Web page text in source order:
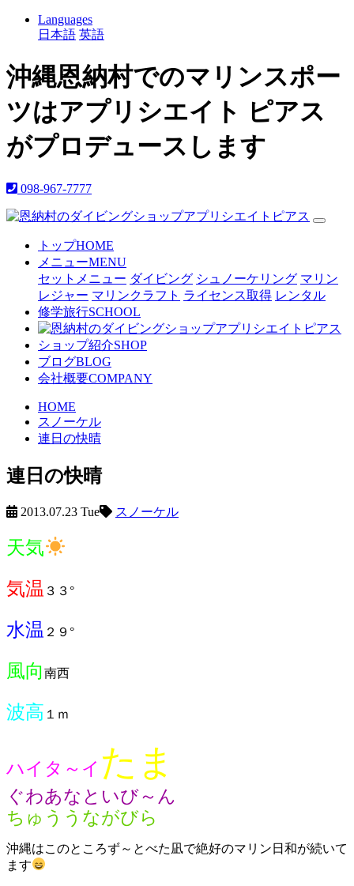
Languages
日本語 英語
沖縄恩納村でのマリンスポー
ツはアプリシエイト ピアス
がプロデュースします
098-967-7777
トップHOME
メニューMENU
セットメニュー ダイビング シュノーケリング マリン
レジャー マリンクラフト ライセンス取得 レンタル
修学旅行SCHOOL
ショップ紹介SHOP
ブログBLOG
会社概要COMPANY
HOME
スノーケル
連日の快晴
連日の快晴
2013.07.23 Tue スノーケル
天気
気温 ３３°
水温 ２９°
風向南西
波高 １ｍ
ハイタ～イ たま
ぐわあなといび～ん
ちゅううながびら
沖縄はこのところず～とべた凪で絶好のマリン日和が続いて
ます